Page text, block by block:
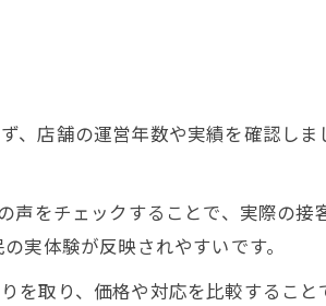
、店舗の運営年数や実績を確認しま
声をチェックすることで、実際の接
実体験が反映されやすいです。
を取り、価格や対応を比較するこ